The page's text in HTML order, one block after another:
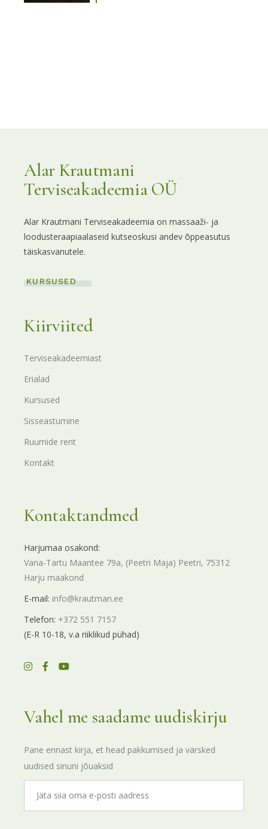
Alar Krautmani
Terviseakadeemia OÜ
Alar Krautmani Terviseakadeemia on massaaži- ja
loodusteraapiaalaseid kutseoskusi andev õppeasutus
täiskasvanutele.
KURSUSED
Kiirviited
Terviseakadeemiast
Erialad
Kursused
Sisseastumine
Ruumide rent
Kontakt
Kontaktandmed
Harjumaa osakond:
Vana-Tartu Maantee 79a, (Peetri Maja) Peetri, 75312
Harju maakond
E-mail: info@krautman.ee
Telefon: +372 551 7157
(E-R 10-18, v.a riiklikud pühad)
Vahel me saadame uudiskirju
Pane ennast kirja, et head pakkumised ja värsked
uudised sinuni jõuaksid